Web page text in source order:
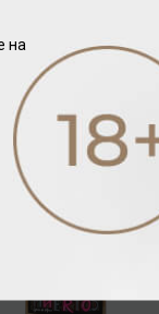
2 928.00 ₽
на